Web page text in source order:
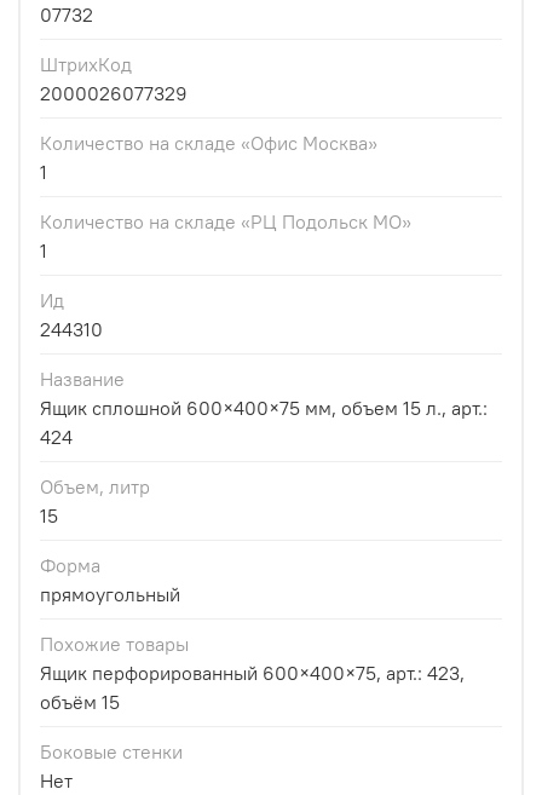
07732
ШтрихКод
2000026077329
Количество на складе «Офис Москва»
1
Количество на складе «РЦ Подольск МО»
1
Ид
244310
Название
Ящик сплошной 600×400×75 мм, объем 15 л., арт.:
424
Объем, литр
15
Форма
прямоугольный
Похожие товары
Ящик перфорированный 600×400×75, арт.: 423,
объём 15
Боковые стенки
Нет